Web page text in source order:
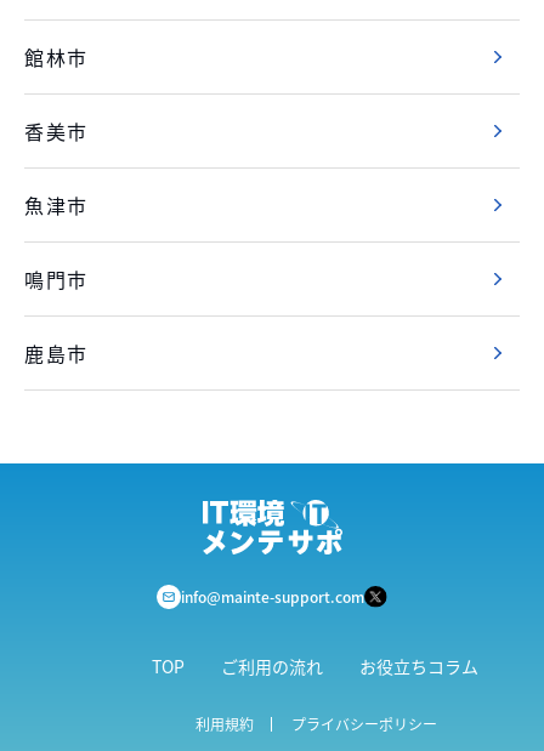
館林市
香美市
魚津市
鳴門市
鹿島市
info@mainte-support.com
TOP ご利用の流れ お役立ちコラム
利用規約 プライバシーポリシー